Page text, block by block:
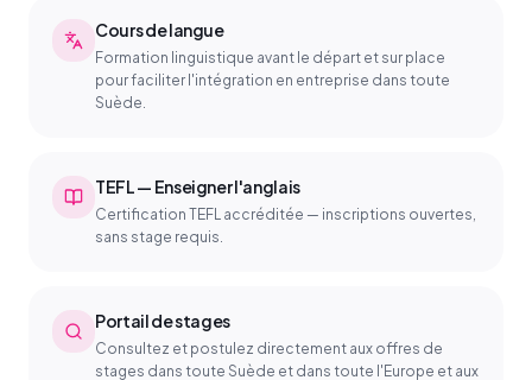
Cours de langue
Formation linguistique avant le départ et sur place
pour faciliter l'intégration en entreprise dans toute
Suède.
TEFL — Enseigner l'anglais
Certification TEFL accréditée — inscriptions ouvertes,
sans stage requis.
Portail de stages
Consultez et postulez directement aux offres de
stages dans toute Suède et dans toute l'Europe et aux